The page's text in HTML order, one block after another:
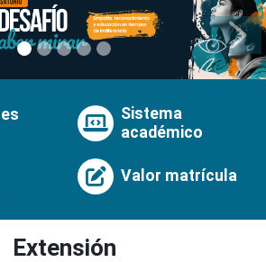
Sistema
académico
Valor matrícula
Extensión